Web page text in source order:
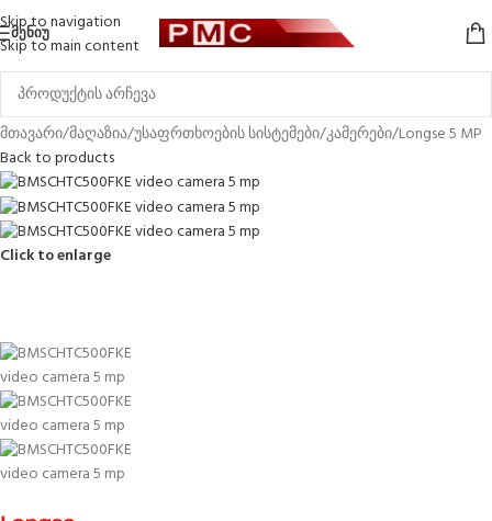
Skip to navigation
Skip to main content
ᲛᲔᲜᲘᲣ
მთავარი/მაღაზია/უსაფრთხოების სისტემები/კამერები/Longse 5 MP
Back to products
Click to enlarge